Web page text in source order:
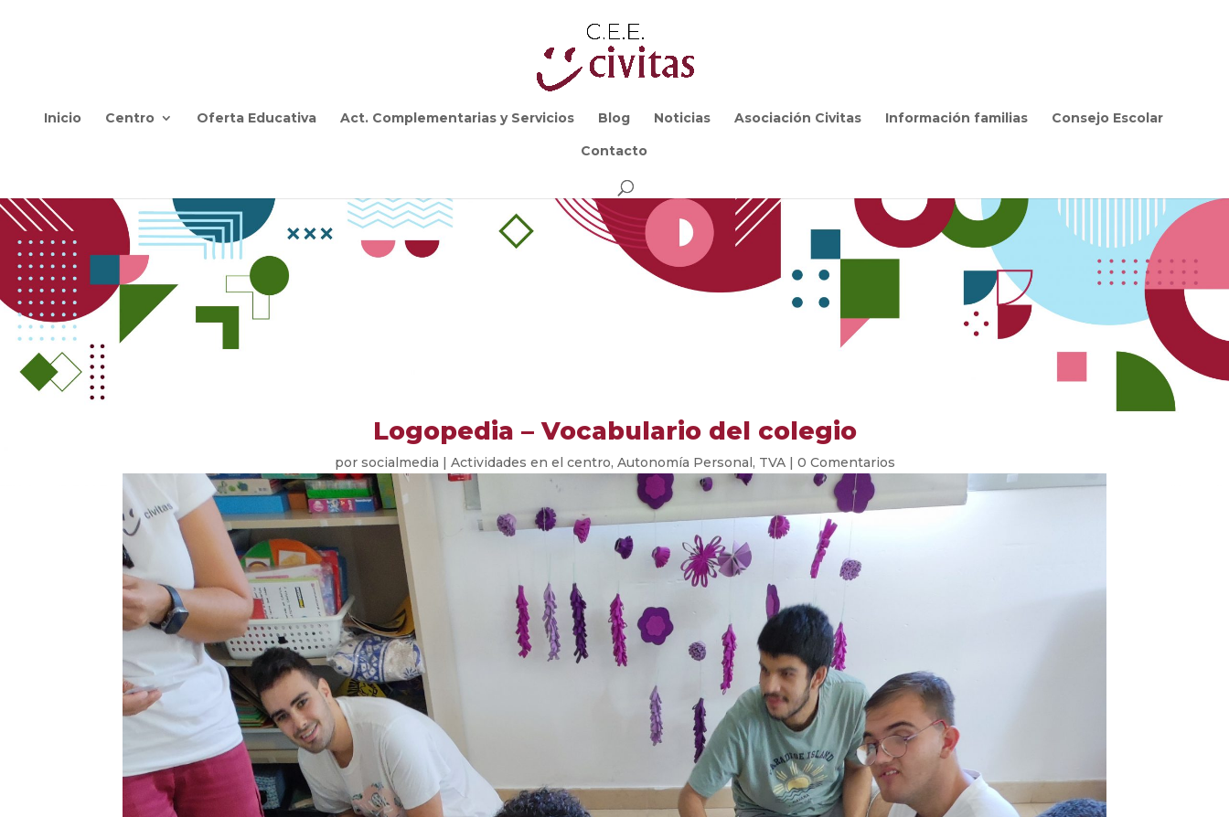
Inicio Centro Oferta Educativa Act. Complementarias y Servicios Blog Noticias Asociación Civitas Información familias
Consejo Escolar
Contacto
Logopedia – Vocabulario del colegio
por socialmedia | Actividades en el centro, Autonomía Personal, TVA| 0 Comentarios